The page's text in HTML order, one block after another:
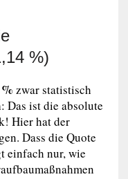
%)
zwar statistisch
Das ist die absolute
Hier hat der
Dass die Quote
einfach nur, wie